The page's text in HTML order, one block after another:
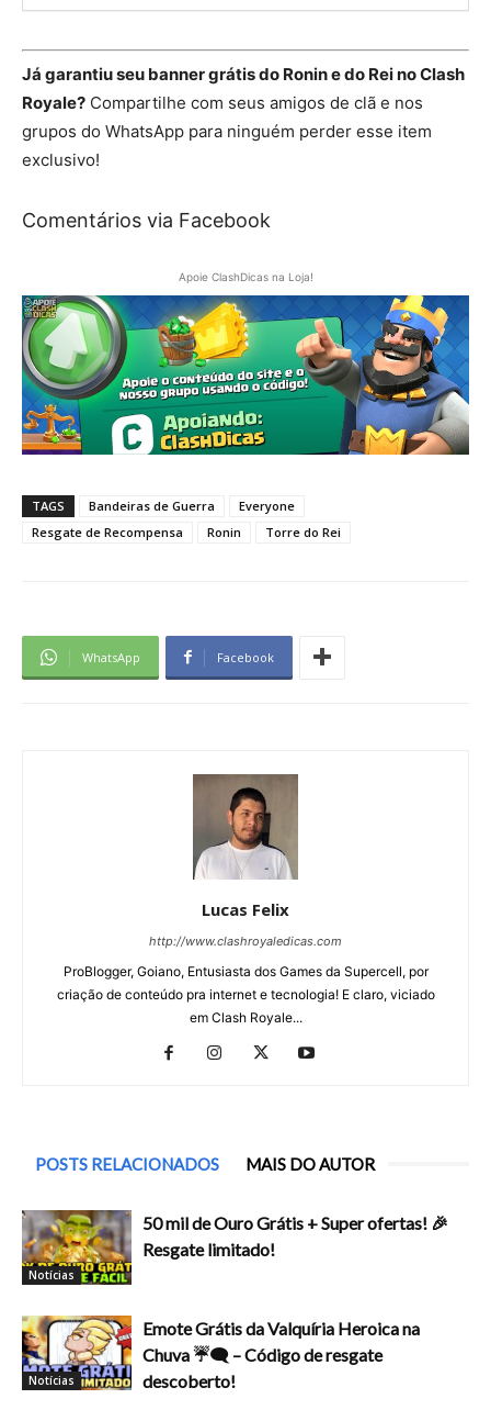
Já garantiu seu banner grátis do Ronin e do Rei no Clash
Royale? Compartilhe com seus amigos de clã e nos
grupos do WhatsApp para ninguém perder esse item
exclusivo!
Comentários via Facebook
Apoie ClashDicas na Loja!
TAGS Bandeiras de Guerra
Everyone
Resgate de Recompensa
Ronin Torre do Rei
WhatsApp Facebook
Lucas Felix
http://www.clashroyaledicas.com
ProBlogger, Goiano, Entusiasta dos Games da Supercell, por
criação de conteúdo pra internet e tecnologia! E claro, viciado
em Clash Royale...
POSTS RELACIONADOS MAIS DO AUTOR
Notícias
50 mil de Ouro Grátis + Super ofertas! 🎉
Resgate limitado!
Notícias
Emote Grátis da Valquíria Heroica na
Chuva ☔🗨️ – Código de resgate
descoberto!